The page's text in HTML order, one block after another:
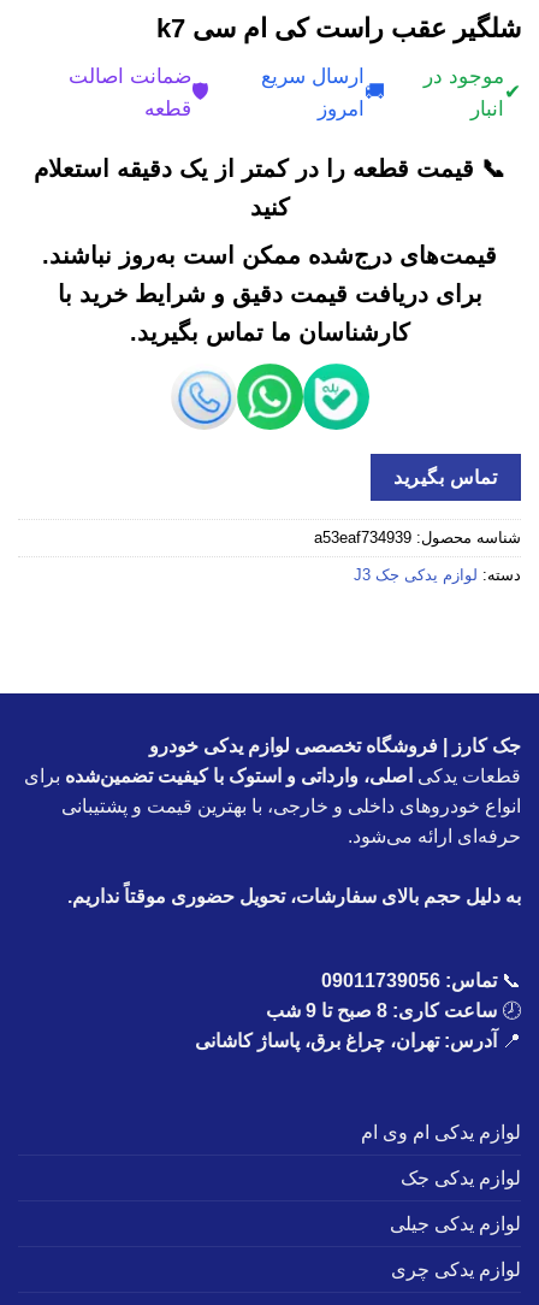
شلگير عقب راست کی ام سی k7
✔
موجود در
انبار
🚚
ارسال سریع
امروز
🛡️
ضمانت اصالت
قطعه
📞 قیمت قطعه را در کمتر از یک دقیقه استعلام
کنید
قیمت‌های درج‌شده ممکن است به‌روز نباشند.
برای دریافت قیمت دقیق و شرایط خرید با
کارشناسان ما تماس بگیرید.
تماس بگیرید
شناسه محصول: a53eaf734939
دسته: لوازم یدکی جک J3
جک کارز | فروشگاه تخصصی لوازم یدکی خودرو
قطعات یدکی اصلی، وارداتی و استوک با کیفیت تضمین‌شده برای
انواع خودروهای داخلی و خارجی، با بهترین قیمت و پشتیبانی
حرفه‌ای ارائه می‌شود.
به دلیل حجم بالای سفارشات، تحویل حضوری موقتاً نداریم.
📞تماس: 09011739056
🕗 ساعت کاری: 8 صبح تا 9 شب
📍
آدرس: تهران، چراغ برق، پاساژ کاشانی
لوازم یدکی ام وی ام
لوازم یدکی جک
لوازم یدکی جیلی
لوازم یدکی چری